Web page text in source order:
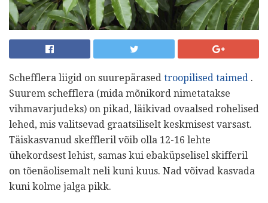
Schefflera liigid on suurepärased troopilised taimed .
Suurem schefflera (mida mõnikord nimetatakse
vihmavarjudeks) on pikad, läikivad ovaalsed rohelised
lehed, mis valitsevad graatsiliselt keskmisest varsast.
Täiskasvanud skeffleril võib olla 12-16 lehte
ühekordsest lehist, samas kui ebaküpselisel skifferil
on tõenäolisemalt neli kuni kuus. Nad võivad kasvada
kuni kolme jalga pikk.